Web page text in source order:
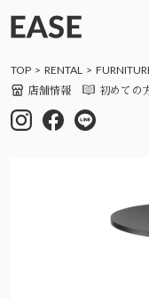
TOP RENTAL
店舗情報 初めての